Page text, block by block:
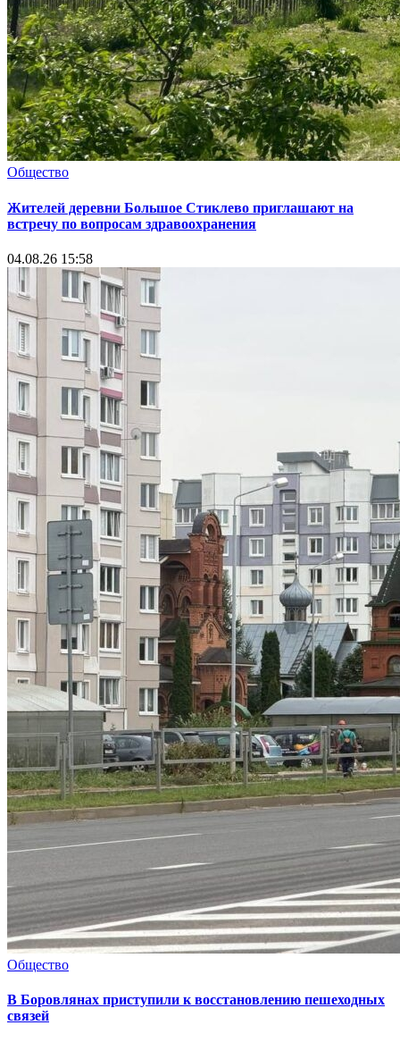
Общество
Жителей деревни Большое Стиклево приглашают на
встречу по вопросам здравоохранения
04.08.26 15:58
Общество
В Боровлянах приступили к восстановлению пешеходных
связей